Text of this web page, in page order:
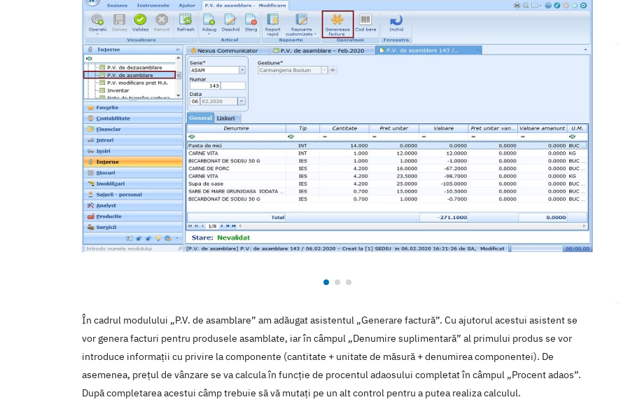
În cadrul modulului „P.V. de asamblare” am adăugat asistentul „Generare factură”. Cu ajutorul acestui asistent se
vor genera facturi pentru produsele asamblate, iar în câmpul „Denumire suplimentară” al primului produs se vor
introduce informații cu privire la componente (cantitate + unitate de măsură + denumirea componentei). De
asemenea, prețul de vânzare se va calcula în funcție de procentul adaosului completat în câmpul „Procent adaos”.
După completarea acestui câmp trebuie să vă mutați pe un alt control pentru a putea realiza calculul.